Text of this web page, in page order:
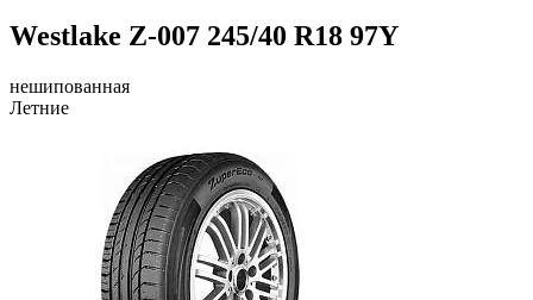
Westlake Z-007 245/40 R18 97Y
нешипованная
Летние